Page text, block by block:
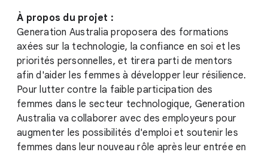
À propos du projet :
Generation Australia proposera des formations
axées sur la technologie, la confiance en soi et les
priorités personnelles, et tirera parti de mentors
afin d'aider les femmes à développer leur résilience.
Pour lutter contre la faible participation des
femmes dans le secteur technologique, Generation
Australia va collaborer avec des employeurs pour
augmenter les possibilités d'emploi et soutenir les
femmes dans leur nouveau rôle après leur entrée en